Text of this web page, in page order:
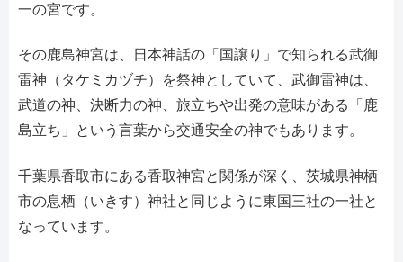
一の宮です。
その鹿島神宮は、日本神話の「国譲り」で知られる武御
雷神（タケミカヅチ）を祭神としていて、武御雷神は、
武道の神、決断力の神、旅立ちや出発の意味がある「鹿
島立ち」という言葉から交通安全の神でもあります。
千葉県香取市にある香取神宮と関係が深く、茨城県神栖
市の息栖（いきす）神社と同じように東国三社の一社と
なっています。